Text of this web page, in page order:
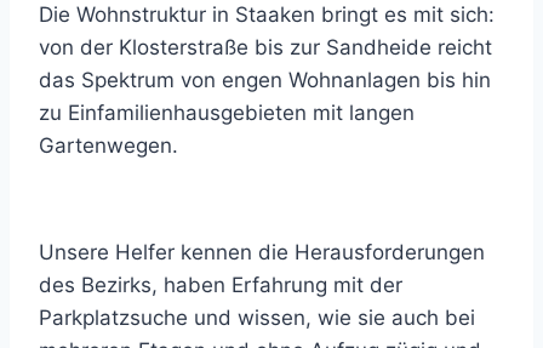
Die Wohnstruktur in Staaken bringt es mit sich:
von der Klosterstraße bis zur Sandheide reicht
das Spektrum von engen Wohnanlagen bis hin
zu Einfamilienhausgebieten mit langen
Gartenwegen.
Unsere Helfer kennen die Herausforderungen
des Bezirks, haben Erfahrung mit der
Parkplatzsuche und wissen, wie sie auch bei